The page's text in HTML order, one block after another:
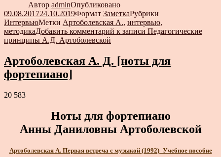
Автор adminОпубликовано
09.08.201724.10.2019Формат ЗаметкаРубрики
ИнтервьюМетки Артоболевская А., интервью,
методикаДобавить комментарий к записи Педагогические
принципы А.Д. Артоболевской
Артоболевская А. Д. [ноты для
фортепиано]
20 583
Ноты для фортепиано
Анны Даниловны Артоболевской
Артоболевская А. Первая встреча с музыкой (1992)_Учебное пособие